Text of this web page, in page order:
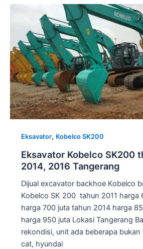
Kobelco
SK200
tahun
2019
tangerang
Eksavator, Kobelco SK200
Eksavator Kobelco SK200
2014, 2016 Tangerang
Dijual excavator backhoe Kobelco
Kobelco SK 200 tahun 2011 harga
harga 700 juta tahun 2014 harga
harga 950 juta Lokasi Tangerang
rekondisi, unit ada beberapa
cat, hyundai